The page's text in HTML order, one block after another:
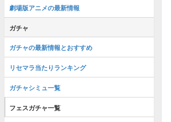
劇場版アニメの最新情報
ガチャ
ガチャの最新情報とおすすめ
リセマラ当たりランキング
ガチャシミュ一覧
フェスガチャ一覧